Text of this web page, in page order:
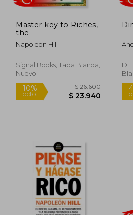
Rápido
Master key to Riches,
the
Napoleon Hill
Signal Books, Tapa Blanda,
Nuevo